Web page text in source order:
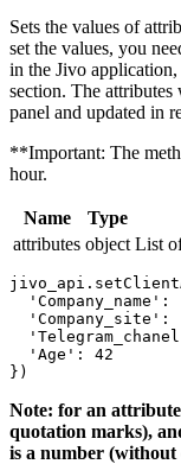
Sets the values ​​of
set the values, you
in the Jivo
section. The
panel and updated in
**Important: The
hour.
Name Type
attributes object List
'Company_name':
'Company_site':
  'Age': 42
Note: for an
quotation marks),
is a number